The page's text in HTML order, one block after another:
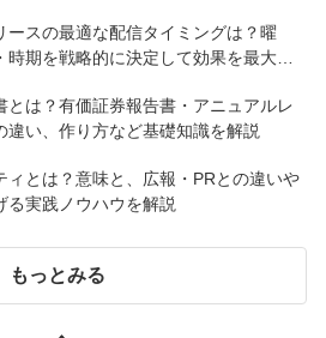
ースの最適な配信タイミングは？曜
時期を戦略的に決定して効果を最大化
とは？有価証券報告書・アニュアルレ
違い、作り方など基礎知識を解説
ィとは？意味と、広報・PRとの違いや
る実践ノウハウを解説
もっとみる